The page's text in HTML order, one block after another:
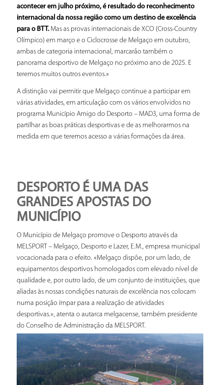
acontecer em julho próximo, é resultado do reconhecimento
internacional da nossa região como um destino de excelência
para o BTT.Mas as provas internacionais de XCO (Cross-Country
Olímpico) em março e o Ciclocrosse de Melgaço em outubro,
ambas de categoria internacional, marcarão também o
panorama desportivo de Melgaço no próximo ano de 2025. E
teremos muitos outros eventos.»
A distinção vai permitir que Melgaço continue a participar em
várias atividades, em articulação com os vários envolvidos no
programa Município Amigo do Desporto – MAD3, uma forma de
partilhar as boas práticas desportivas e de as melhorarmos na
medida em que teremos acesso a várias formações da área.
DESPORTO É UMA DAS
GRANDES APOSTAS DO
MUNICÍPIO
O Município de Melgaço promove o Desporto através da
MELSPORT – Melgaço, Desporto e Lazer, E.M., empresa municipal
vocacionada para o efeito. «Melgaço dispõe, por um lado, de
equipamentos desportivos homologados com elevado nível de
qualidade e, por outro lado, de um conjunto de instituições, que
aliadas às nossas condições naturais de excelência nos colocam
numa posição ímpar para a realização de atividades
desportivas.», atenta o autarca melgacense, também presidente
do Conselho de Administração da MELSPORT.